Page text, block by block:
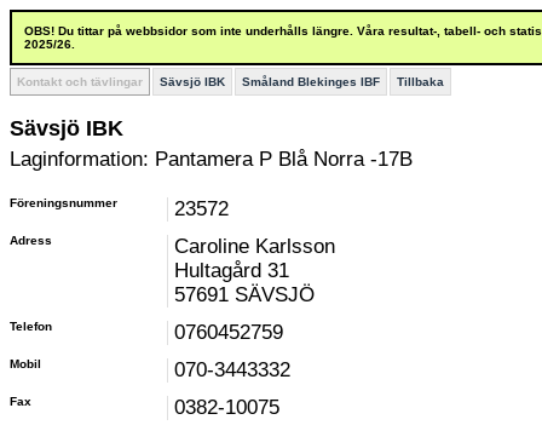
OBS! Du tittar på webbsidor som inte underhålls längre. Våra resultat-, tabell- och
2025/26.
Kontakt och tävlingar Sävsjö IBK Småland Blekinges IBF Tillbaka
Sävsjö IBK
Laginformation: Pantamera P Blå Norra -17B
Föreningsnummer 23572
Adress
Caroline Karlsson
Hultagård 31
57691 SÄVSJÖ
Telefon 0760452759
Mobil 070-3443332
Fax 0382-10075